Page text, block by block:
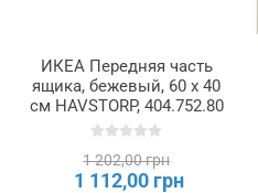
ИКЕА Передняя часть
ящика, бежевый, 60 x 40
см HAVSTORP, 404.752.80
1 202,00 грн
1 112,00 грн